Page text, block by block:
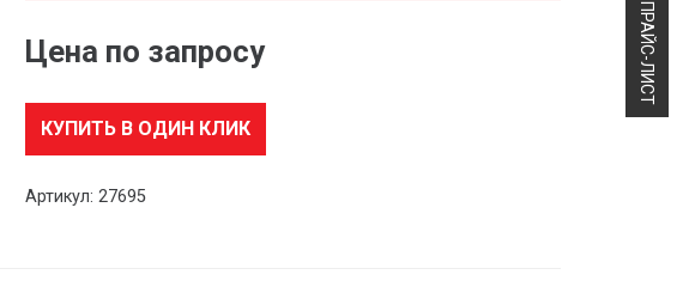
Цена по запросу
КУПИТЬ В ОДИН КЛИК
Артикул:27695
ПРАЙС-ЛИСТ